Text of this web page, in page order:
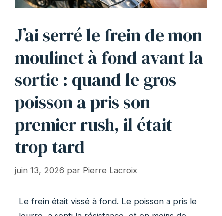
J’ai serré le frein de mon
moulinet à fond avant la
sortie : quand le gros
poisson a pris son
premier rush, il était
trop tard
juin 13, 2026 par Pierre Lacroix
Le frein était vissé à fond. Le poisson a pris le